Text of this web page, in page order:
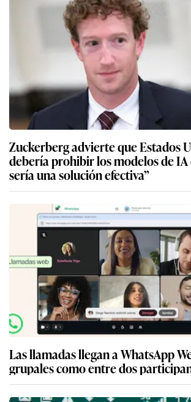
Zuckerberg advierte que Estados
debería prohibir los modelos de IA
sería una solución efectiva”
Las llamadas llegan a WhatsApp Web,
grupales como entre dos